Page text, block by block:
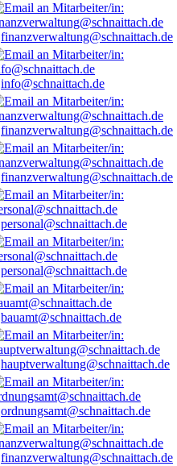
finanzverwaltung@schnaittach.de
info@schnaittach.de
finanzverwaltung@schnaittach.de
finanzverwaltung@schnaittach.de
personal@schnaittach.de
personal@schnaittach.de
bauamt@schnaittach.de
hauptverwaltung@schnaittach.de
ordnungsamt@schnaittach.de
finanzverwaltung@schnaittach.de